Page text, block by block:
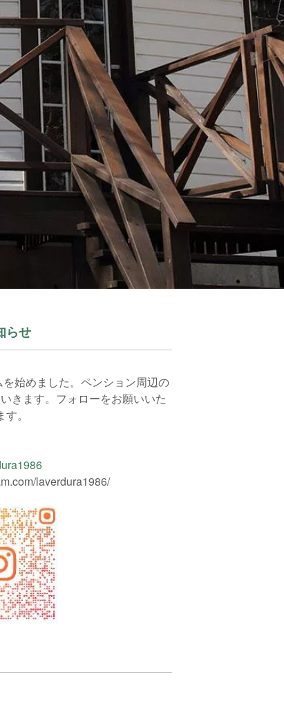
らせ
始めました。ペンション周辺の
きます。フォローをお願いいた
す。
laverdura1986/